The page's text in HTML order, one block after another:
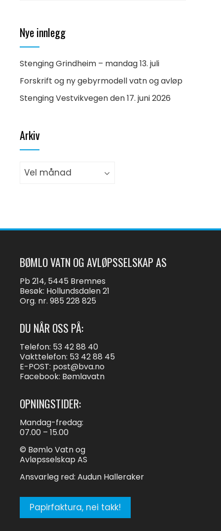
Nye innlegg
Stenging Grindheim – mandag 13. juli
Forskrift og ny gebyrmodell vatn og avløp
Stenging Vestvikvegen den 17. juni 2026
Arkiv
BØMLO VATN OG AVLØPSSELSKAP AS
Pb 214, 5445 Bremnes
Besøk: Hollundsdalen 21
Org. nr. 985 228 825
DU NÅR OSS PÅ:
Telefon: 53 42 88 40
Vakttelefon: 53 42 88 45
E-POST: post@bva.no
Facebook: Bømlavatn
OPNINGSTIDER:
Mandag-fredag:
07.00 – 15.00
© Bømlo Vatn og
Avløpsselskap AS
Ansvarleg red: Audun Halleraker
Papirfaktura, nei takk!